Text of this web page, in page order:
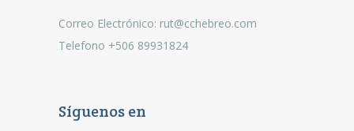
Correo Electrónico: rut@cchebreo.com
Telefono +506 89931824
Síguenos en